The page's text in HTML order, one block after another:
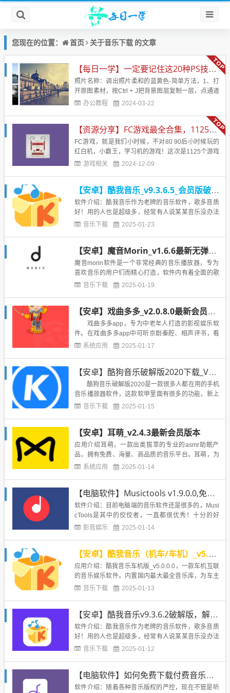
您现在的位置： 首页 关于音乐下载 的文章
【每日一学】一定要记住这20种PS技术！！！会让你的照片美的不行
照片名称：调出照片柔和的蓝黄色-简单方法，1、打
开原图素材，按Ctrl + J把背景图层复制一层，点通道
面板，选择蓝色通道，图像 > 应用图像，图层为背
钩， 2、回到图层面板，创建曲线调整图层，蓝通
道：44，182，红通道：89，108&nb...
办公教程 2024-03-22
【资源分享】FC游戏最全合集，1125个游戏
FC游戏，就是我们小时候，不对80 90后小时候玩的
红白机，小霸王，学习机的游戏！这次是1125个游戏
合集，应该是市面上见到的最全的合集了！带模拟
246 MB游戏版本：应该是最全版本了。支持系统：电
脑【游戏...
游戏相关 2024-12-09
【安卓】酷我音乐_v9.3.6.5_会员版破解最新会员版本，登录解锁vip，无损音乐想下就下！
软件介绍：酷我音乐作为老牌的音乐软件，歌多音质
好！用的人也是超级多，经常有人说某某音乐没办法
下载，那么试试安然带来的这个软件就行了！本版介
识，免费畅享会员特权* 特别处理，支持海外使用、
显示灰色歌...
音乐下载 2025-01-23
【安卓】魔音Morin_v1.6.6最新无弹窗版，所有音乐免费下载
魔音morin软件是一个非常经典的音乐播放器，专为
喜欢音乐的用户们而精心打造，软件内有着全面的歌
曲资源，还有热门推荐，精选歌单等等，免费无损音
打造属于你的首页魔音Morin手机版首页入口提供创
建歌单，要什...
音乐下载 2025-01-19
【安卓】戏曲多多_v2.0.8.0最新会员版本
戏曲多多app，专为中老年人打造的影视娱乐软
件。在戏曲多多app中可听京剧秦腔、相声评书，看
最新的广场舞舞蹈教学和经典老电影等。基本简
容，是陪伴您休闲时光的好选择。 戏曲多多app
——中老年生活必备神器...
系统应用 2025-01-17
【安卓】酷狗音乐破解版2020下载_V10.3.5安卓免会员版本
酷狗音乐破解版2020是一款很多人都在用的手机
音乐播放器软件，这款软甲里面有很多的功能，新上
线了在线演唱会，还有新增了今日热点的电台，还有
员的限制，你可以免费听收费的歌曲，有需要的可以
来下载体验。软件...
音乐下载 2025-01-15
【安卓】耳萌_v2.4.3最新会员版本
应用介绍耳萌，一款出类拔萃的专业的asmr助眠产
品，拥有免费、海量、高品质的音乐平台。耳萌，为
你提供同人音声、耳边悄悄话，角色扮演助眠曲、大
点】1. 听着温柔音声安眠哄睡，同人音声、耳搔、舔
耳、安眠向、自然音等...
系统应用 2025-01-14
【电脑软件】Musictools v1.9.0.0,免费下载全网音乐
软件介绍：目前电脑端的音乐软件还是很多的，Musi
cTools是其中的佼佼者，一直都很优秀！十分的好
用！MusicTools，免费小巧的付费歌曲无损音乐下载
载，播放下架歌曲、下载歌词、专辑封面等，由@He
aler...
影音娱乐 2025-01-14
【安卓】酷我音乐（机车/车机）_v5.0.0.0最新会员版本
应用介绍：酷我音乐车机版_v5.0.0.0，一款车机互联
的音乐娱乐软件。内置国内最大最全音乐库，为车主
带来海量潮流、经典热门音乐，还有3D美音、超重低
解锁版权专属歌曲在线任意听解锁已下架歌曲在线任
务听解锁...
音乐下载 2025-01-13
【安卓】酷我音乐v9.3.6.2破解版，解锁vip，无损音乐想下就下！
软件介绍：酷我音乐作为老牌的音乐软件，歌多音质
好！用的人也是超级多，经常有人说某某音乐没办法
下载，那么试试这个就行了！可能本页面是全网收集
示VIP尊贵标识，免费畅享会员特权...
音乐下载 2025-01-12
【电脑软件】如何免费下载付费音乐？试试魔音Morin电脑版v2.5.0.7
软件介绍：随着各种音乐版权的严控，现在不管是听